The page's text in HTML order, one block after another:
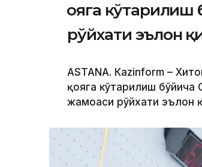
Қояга
рўйхати эълон
ASTANА. Кazinform –
қояга кўтарилиш бўйича
жамоаси рўйхати эълон